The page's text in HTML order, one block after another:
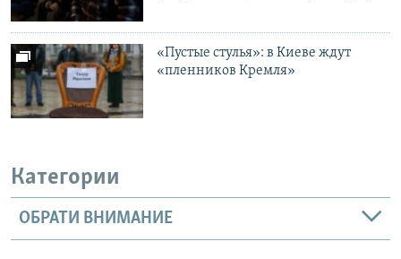
«Пустые стулья»: в Киеве ждут
«пленников Кремля»
Категории
ОБРАТИ ВНИМАНИЕ